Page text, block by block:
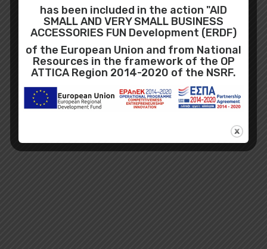
has been included in the action "AID
SMALL AND VERY SMALL BUSINESS
ACCESSORIES FUN Development (ERDF)
of the European Union and from National
Resources in the framework of the OP
ATTICA Region 2014-2020 of the NSRF.